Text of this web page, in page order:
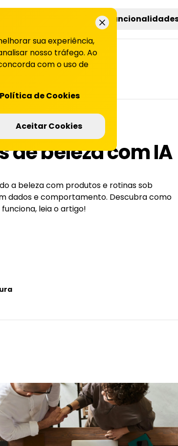
soluções
de
de beleza com IA
a beleza com produtos e rotinas sob
dados e comportamento. Descubra como
leia o artigo!
sua experiência,
nosso tráfego. Ao
com o uso de
Política de Cookies
Aceitar Cookies